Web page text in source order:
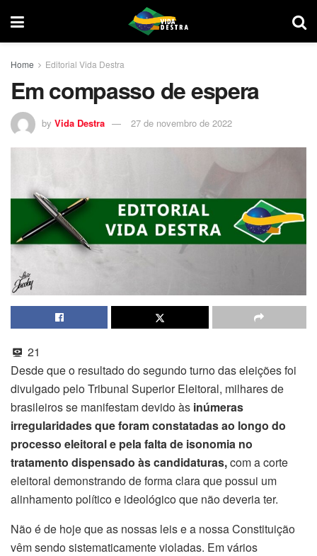
Home Editorial Vida Destra
Em compasso de espera
by Vida Destra 27 de novembro de 2022
21
Desde que o resultado do segundo turno das eleições foi
divulgado pelo Tribunal Superior Eleitoral, milhares de
brasileiros se manifestam devido às inúmeras
irregularidades que foram constatadas ao longo do
processo eleitoral e pela falta de isonomia no
tratamento dispensado às candidaturas,com a corte
eleitoral demonstrando de forma clara que possui um
alinhamento político e ideológico que não deveria ter.
Não é de hoje que as nossas leis e a nossa Constituição
vêm sendo sistematicamente violadas. Em vários